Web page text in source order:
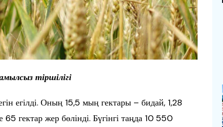
тіршілігі
егілді. Оның 15,5 мың гектары – бидай, 1,28
гектар жер бөлінді. Бүгінгі таңда 10 550